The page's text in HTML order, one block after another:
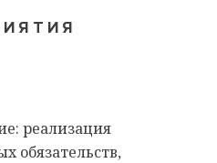
реализация
обязательств,